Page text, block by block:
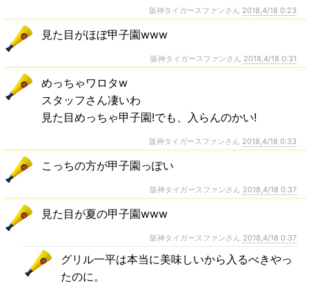
阪神タイガースファンさん 2018,4/18 0:23
見た目がほぼ甲子園www
阪神タイガースファンさん 2018,4/18 0:31
めっちゃワロタw
スタッフさん凄いわ
見た目めっちゃ甲子園!でも、入らんのかい!
阪神タイガースファンさん 2018,4/18 0:33
こっちの方が甲子園っぽい
阪神タイガースファンさん 2018,4/18 0:37
見た目が夏の甲子園www
阪神タイガースファンさん 2018,4/18 0:37
グリル一平は本当に美味しいから入るべきやっ
たのに。